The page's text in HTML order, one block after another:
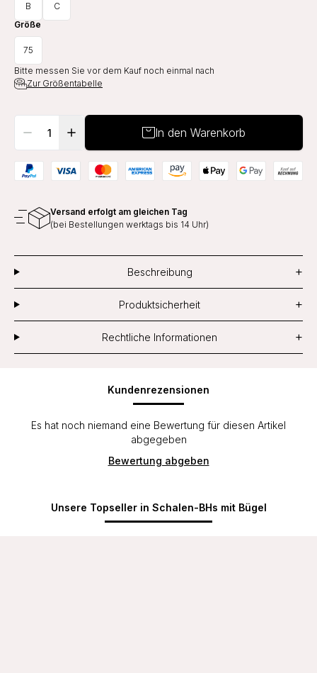
B
C
Größe
75
Bitte messen Sie vor dem Kauf noch einmal nach
Zur Größentabelle
In den Warenkorb
Versand erfolgt am gleichen Tag
(bei Bestellungen werktags bis 14 Uhr)
Beschreibung +
Produktsicherheit +
Rechtliche Informationen +
Kundenrezensionen
Es hat noch niemand eine Bewertung für diesen Artikel
abgegeben
Bewertung abgeben
Unsere Topseller in Schalen-BHs mit Bügel